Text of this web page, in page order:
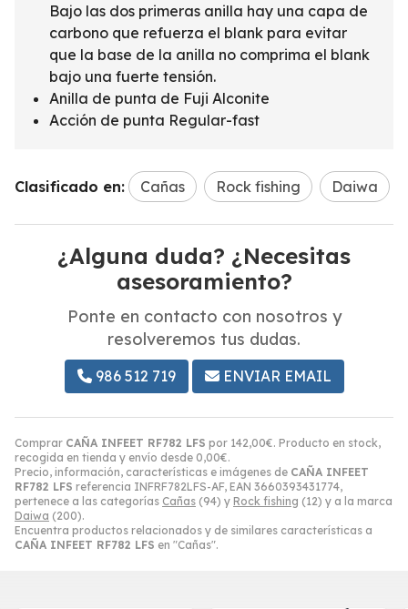
Comprar CAÑA INFEET RF782 LFS por 142,00€. Producto en stock,
recogida en tienda y envío desde 0,00€.
Precio, información, características e imágenes de CAÑA INFEET
RF782 LFS referencia INFRF782LFS-AF, EAN 3660393431774,
pertenece a las categorías Cañas (94) y Rock fishing (12) y a la marca
Daiwa (200).
Encuentra productos relacionados y de similares características a
CAÑA INFEET RF782 LFS en "Cañas".
Bajo las dos primeras anilla hay una capa de
carbono que refuerza el blank para evitar
que la base de la anilla no comprima el blank
bajo una fuerte tensión.
Anilla de punta de Fuji Alconite
Acción de punta Regular-fast
Clasificado en: Cañas Rock fishing Daiwa
¿Alguna duda? ¿Necesitas
asesoramiento?
Ponte en contacto con nosotros y
resolveremos tus dudas.
986 512 719 ENVIAR EMAIL